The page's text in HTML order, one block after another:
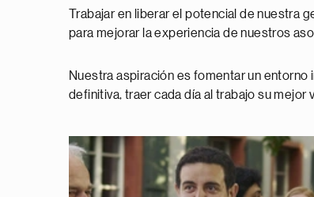
Trabajar en liberar el potencial de nuestra
para mejorar la experiencia de nuestros
Nuestra aspiración es fomentar un
definitiva, traer cada día al trabajo su mejor